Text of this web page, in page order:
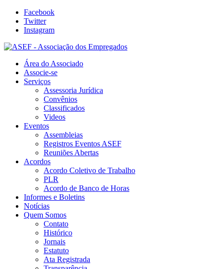
Facebook
Twitter
Instagram
Área do Associado
Associe-se
Serviços
Assessoria Jurídica
Convênios
Classificados
Videos
Eventos
Assembleias
Registros Eventos ASEF
Reuniões Abertas
Acordos
Acordo Coletivo de Trabalho
PLR
Acordo de Banco de Horas
Informes e Boletins
Notícias
Quem Somos
Contato
Histórico
Jornais
Estatuto
Ata Registrada